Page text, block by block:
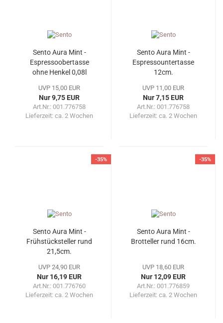
Sento Aura Mint -
Espressoobertasse
ohne Henkel 0,08l
UVP 15,00 EUR
Nur 9,75 EUR
Art.Nr.: 001.776758
Lieferzeit: ca. 2 Wochen
Sento Aura Mint -
Espressountertasse
12cm.
UVP 11,00 EUR
Nur 7,15 EUR
Art.Nr.: 001.776758
Lieferzeit: ca. 2 Wochen
-35%
Sento Aura Mint -
Frühstücksteller rund
21,5cm.
UVP 24,90 EUR
Nur 16,19 EUR
Art.Nr.: 001.776760
Lieferzeit: ca. 2 Wochen
-35%
Sento Aura Mint -
Brotteller rund 16cm.
UVP 18,60 EUR
Nur 12,09 EUR
Art.Nr.: 001.776859
Lieferzeit: ca. 2 Wochen